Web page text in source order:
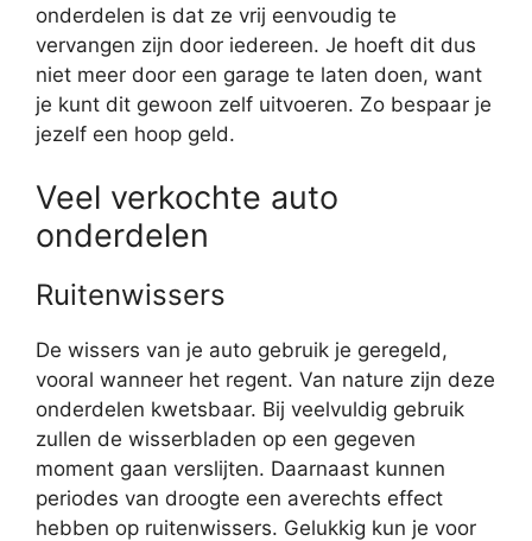
onderdelen is dat ze vrij eenvoudig te
vervangen zijn door iedereen. Je hoeft dit dus
niet meer door een garage te laten doen, want
je kunt dit gewoon zelf uitvoeren. Zo bespaar je
jezelf een hoop geld.
Veel verkochte auto
onderdelen
Ruitenwissers
De wissers van je auto gebruik je geregeld,
vooral wanneer het regent. Van nature zijn deze
onderdelen kwetsbaar. Bij veelvuldig gebruik
zullen de wisserbladen op een gegeven
moment gaan verslijten. Daarnaast kunnen
periodes van droogte een averechts effect
hebben op ruitenwissers. Gelukkig kun je voor